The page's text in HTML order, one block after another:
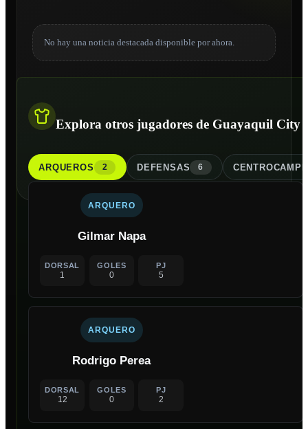
No hay una noticia destacada disponible por ahora.
Explora otros jugadores de Guayaquil City
ARQUEROS 2 DEFENSAS 6
ARQUERO
Gilmar Napa
DORSAL
1
GOLES
0
PJ
5
ARQUERO
Rodrigo Perea
DORSAL
12
GOLES
0
PJ
2